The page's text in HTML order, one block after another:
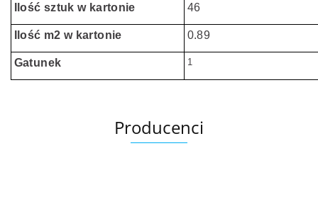
Ilość sztuk w kartonie 46
Ilość m2 w kartonie 0.89
Gatunek 1
Producenci